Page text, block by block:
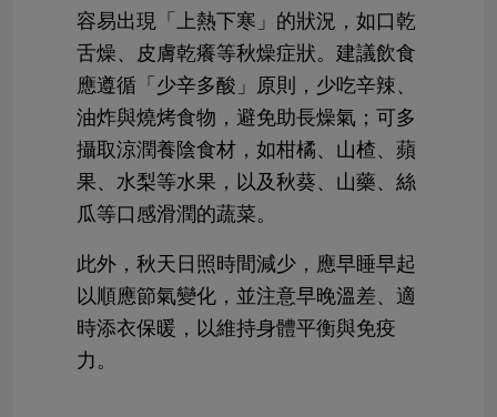
容易出現「上熱下寒」的狀況，如口乾
舌燥、皮膚乾癢等秋燥症狀。建議飲食
應遵循「少辛多酸」原則，少吃辛辣、
油炸與燒烤食物，避免助長燥氣；可多
攝取涼潤養陰食材，如柑橘、山楂、蘋
果、水梨等水果，以及秋葵、山藥、絲
瓜等口感滑潤的蔬菜。
此外，秋天日照時間減少，應早睡早起
以順應節氣變化，並注意早晚溫差、適
時添衣保暖，以維持身體平衡與免疫
力。